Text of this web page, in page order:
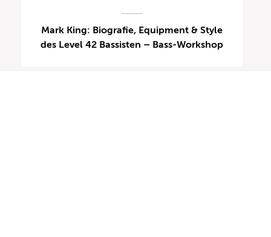
Mark King: Biografie, Equipment & Style
des Level 42 Bassisten – Bass-Workshop